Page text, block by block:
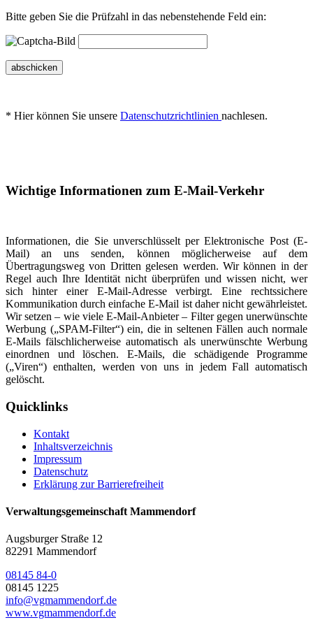
Bitte geben Sie die Prüfzahl in das nebenstehende Feld ein:
abschicken
* Hier können Sie unsere Datenschutzrichtlinien nachlesen.
Wichtige Informationen zum E-Mail-Verkehr
Informationen, die Sie unverschlüsselt per Elektronische Post (E-
Mail) an uns senden, können möglicherweise auf dem
Übertragungsweg von Dritten gelesen werden. Wir können in der
Regel auch Ihre Identität nicht überprüfen und wissen nicht, wer
sich hinter einer E-Mail-Adresse verbirgt. Eine rechtssichere
Kommunikation durch einfache E-Mail ist daher nicht gewährleistet.
Wir setzen – wie viele E-Mail-Anbieter – Filter gegen unerwünschte
Werbung („SPAM-Filter“) ein, die in seltenen Fällen auch normale
E-Mails fälschlicherweise automatisch als unerwünschte Werbung
einordnen und löschen. E-Mails, die schädigende Programme
(„Viren“) enthalten, werden von uns in jedem Fall automatisch
gelöscht.
Quicklinks
Kontakt
Inhaltsverzeichnis
Impressum
Datenschutz
Erklärung zur Barrierefreiheit
Verwaltungsgemeinschaft Mammendorf
Augsburger Straße 12
82291 Mammendorf
08145 84-0
08145 1225
info@vgmammendorf.de
www.vgmammendorf.de